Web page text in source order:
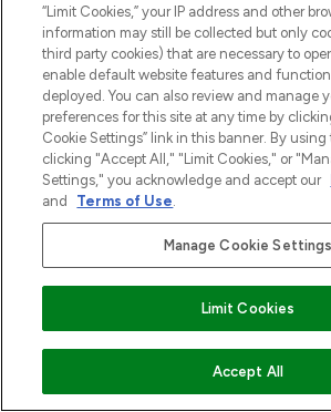
VOEG TOE AAN
“Limit Cookies,” your IP address and other
information may still be collected but only
third party cookies) that are necessary to
enable default website features and
deployed. You can also review and manage
preferences for this site at any time by
Cookie Settings” link in this banner. By using
clicking "Accept All," "Limit Cookies," or
Settings," you acknowledge and accept our
and
Terms of Use.
Manage Cookie Settings
Limit Cookies
Accept All